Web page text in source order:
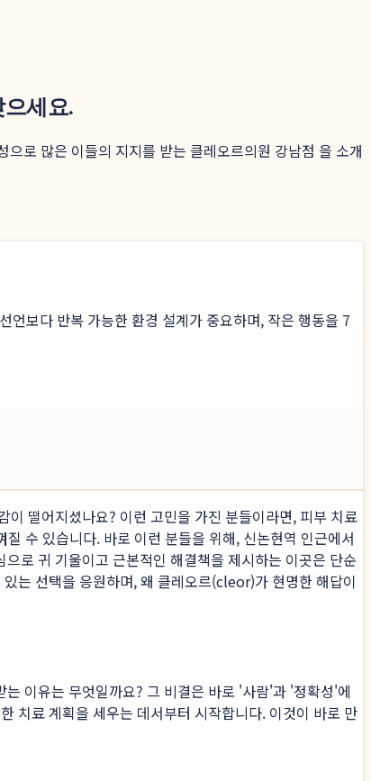
세요.
로 많은 이들의 지지를 받는 클레오르의원 강남점 을 소개
언보다 반복 가능한 환경 설계가 중요하며, 작은 행동을 7
떨어지셨나요? 이런 고민을 가진 분들이라면, 피부 치료
수 있습니다. 바로 이런 분들을 위해, 신논현역 인근에서
로 귀 기울이고 근본적인 해결책을 제시하는 이곳은 단순
는 선택을 응원하며, 왜 클레오르(cleor)가 현명한 해답이
이유는 무엇일까요? 그 비결은 바로 '사람'과 '정확성'에
치료 계획을 세우는 데서부터 시작합니다. 이것이 바로 만